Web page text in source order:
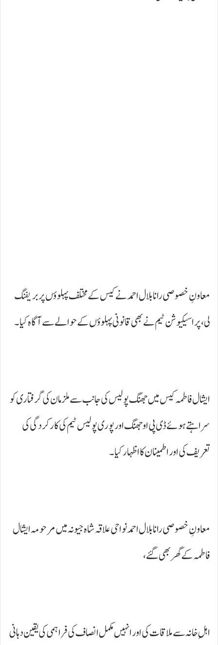
معاونِ خصوصی رانا بلال احمد نے کیس کے مختلف پہلوؤں پر بریفنگ
لی، پراسیکیوشن ٹیم نے بھی قانونی پہلوؤں کے حوالے سے آگاہ کیا۔
ایشال فاطمہ کیس میں جھنگ پولیس کی جانب سے ملزمان کی گرفتاری کو
سراہتے ہوئے ڈی پی او جھنگ اور پوری پولیس ٹیم کی کارکردگی کی
تعریف کی اور اطمینان کا اظہار کیا۔
معاونِ خصوصی رانا بلال احمد نواحی علاقہ شاہ جیونہ میں مرحومہ ایشال
فاطمہ کے گھر بھی گئے،
اہلِ خانہ سے ملاقات کی اور انہیں مکمل انصاف کی فراہمی کی یقین دہانی